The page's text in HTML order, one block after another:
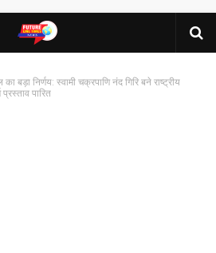
बड़ा निर्णय: स्वामी चक्रपाणि नंद गिरि बने राष्ट्रीय
पारित